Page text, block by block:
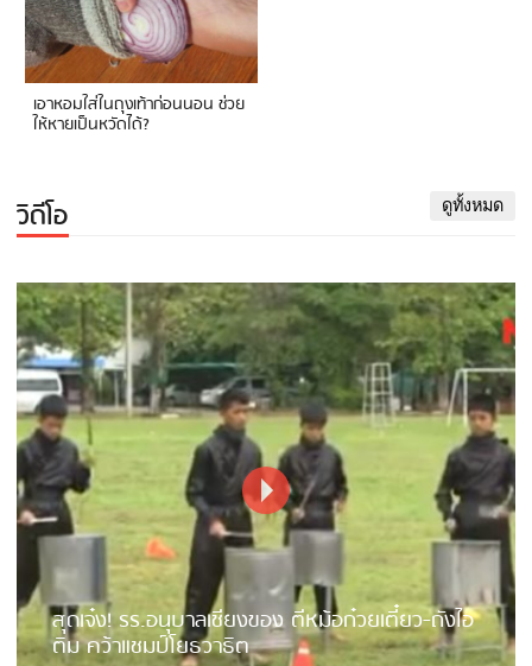
เอาหอมใส่ในถุงเท้าก่อนนอน ช่วย
ให้หายเป็นหวัดได้?
วิดีโอ ดูทั้งหมด
สุดเจ๋ง! รร.อนุบาลเชียงของ ตีหม้อก๋วยเตี๋ยว-ถังไอ
ติม คว้าแชมป์โยธวาธิต